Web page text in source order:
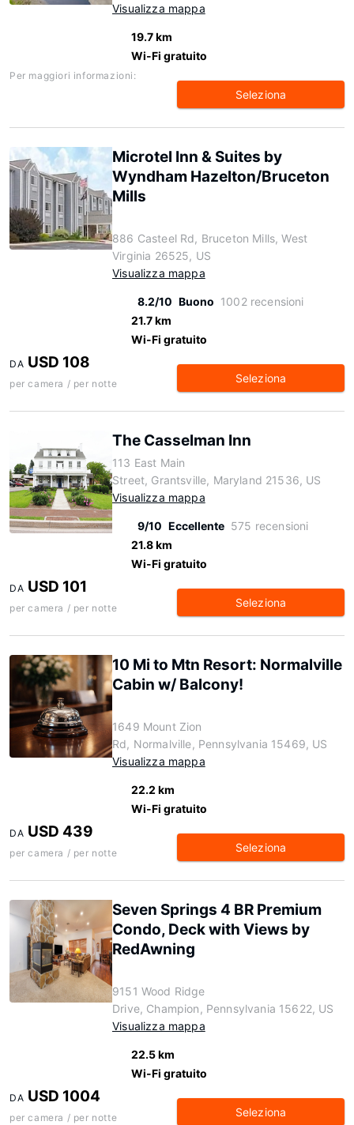
Visualizza mappa
19.7 km
Wi-Fi gratuito
Per maggiori informazioni:
Seleziona
Microtel Inn & Suites by
Wyndham Hazelton/Bruceton
Mills
886 Casteel Rd, Bruceton Mills, West
Virginia 26525, US
Visualizza mappa
8.2/10 Buono 1002 recensioni
21.7 km
Wi-Fi gratuito
DA USD 108
per camera / per notte Seleziona
The Casselman Inn
113 East Main
Street, Grantsville, Maryland 21536, US
Visualizza mappa
9/10 Eccellente 575 recensioni
21.8 km
Wi-Fi gratuito
DA USD 101
per camera / per notte Seleziona
10 Mi to Mtn Resort: Normalville
Cabin w/ Balcony!
1649 Mount Zion
Rd, Normalville, Pennsylvania 15469, US
Visualizza mappa
22.2 km
Wi-Fi gratuito
DA USD 439
per camera / per notte Seleziona
Seven Springs 4 BR Premium
Condo, Deck with Views by
RedAwning
9151 Wood Ridge
Drive, Champion, Pennsylvania 15622, US
Visualizza mappa
22.5 km
Wi-Fi gratuito
DA USD 1004
per camera / per notte Seleziona